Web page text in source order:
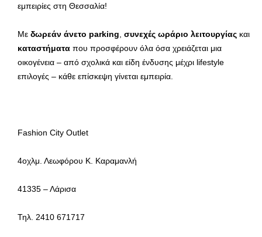
εμπειρίες στη Θεσσαλία!
Με δωρεάν άνετο parking συνεχές ωράριο λειτουργίας και
καταστήματα που προσφέρουν όλα όσα χρειάζεται μια
οικογένεια – από σχολικά και είδη ένδυσης μέχρι lifestyle
επιλογές – κάθε επίσκεψη γίνεται εμπειρία.
Fashion City Outlet
4οχλμ. Λεωφόρου Κ. Καραμανλή
41335 – Λάρισα
Τηλ. 2410 671717